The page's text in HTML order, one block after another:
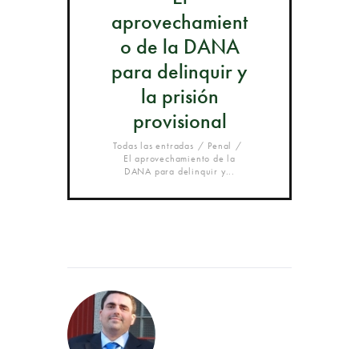
aprovechamient
o de la DANA
para delinquir y
la prisión
provisional
Todas las entradas
Penal
El aprovechamiento de la
DANA para delinquir y...